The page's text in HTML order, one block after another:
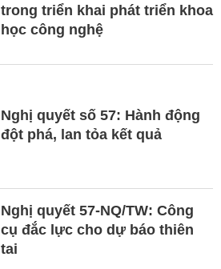
trong triển khai phát triển khoa
học công nghệ
Nghị quyết số 57: Hành động
đột phá, lan tỏa kết quả
Nghị quyết 57-NQ/TW: Công
cụ đắc lực cho dự báo thiên
tai